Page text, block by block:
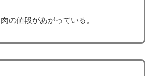
の値段があがっている。